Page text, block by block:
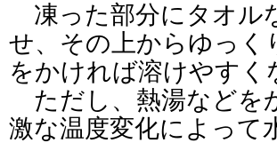
凍った部分にタオル
せ、その上からゆっく
をかければ溶けやすく
ただし、熱湯などを
激な温度変化によって